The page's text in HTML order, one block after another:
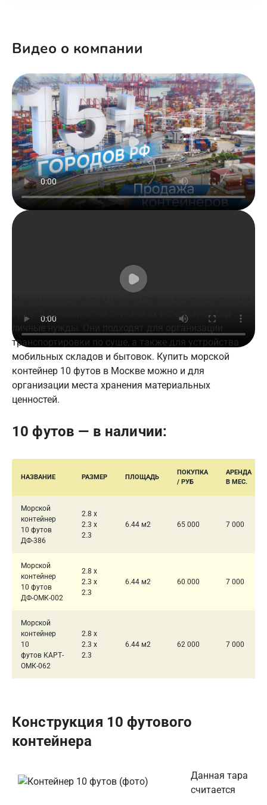
Видео о компании
суше. В большинстве случаев их используют под
личные нужды. Они подходят для организации
транспортировки по суше, а также для устройства
мобильных складов и бытовок. Купить морской
контейнер 10 футов в Москве можно и для
организации места хранения материальных
ценностей.
10 футов — в наличии:
НАЗВАНИЕ РАЗМЕР ПЛОЩАДЬ
ПОКУПКА
/ РУБ
АРЕНДА
В МЕС.
Морской
контейнер
10 футов
ДФ-386
2.8 x
2.3 x
2.3
6.44 м2 65 000 7 000
Морской
контейнер
10 футов
ДФ-ОМК-002
2.8 x
2.3 x
2.3
6.44 м2 60 000 7 000
Морской
контейнер
10
футов КАРТ-
ОМК-062
2.8 x
2.3 x
2.3
6.44 м2 62 000 7 000
Конструкция 10 футового
контейнера
Данная тара
считается